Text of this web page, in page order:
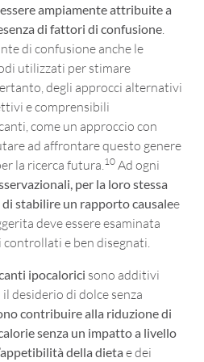
ampiamente attribuite a
di fattori di confusione
di confusione anche le
utilizzati per stimare
degli approcci alternativi
e comprensibili
come un approccio con
ad affrontare questo genere
la ricerca futura. 10 Ad ogni
per la loro stessa
stabilire un rapporto causalee
deve essere esaminata
e ben disegnati.
ipocalorici sono additivi
desiderio di dolce senza
contribuire alla riduzione di
senza un impatto a livello
della dieta e dei